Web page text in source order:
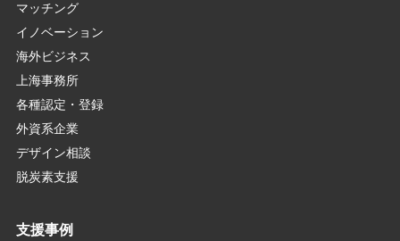
マッチング
イノベーション
海外ビジネス
上海事務所
各種認定・登録
外資系企業
デザイン相談
脱炭素支援
支援事例